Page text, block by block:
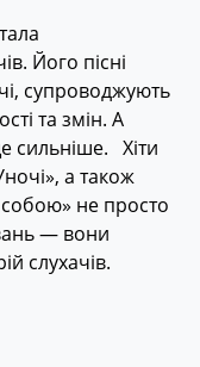
Його пісні
супроводжують
та змін. А
сильніше.⠀Хіти
а також
собою» не просто
— вони
слухачів.⠀